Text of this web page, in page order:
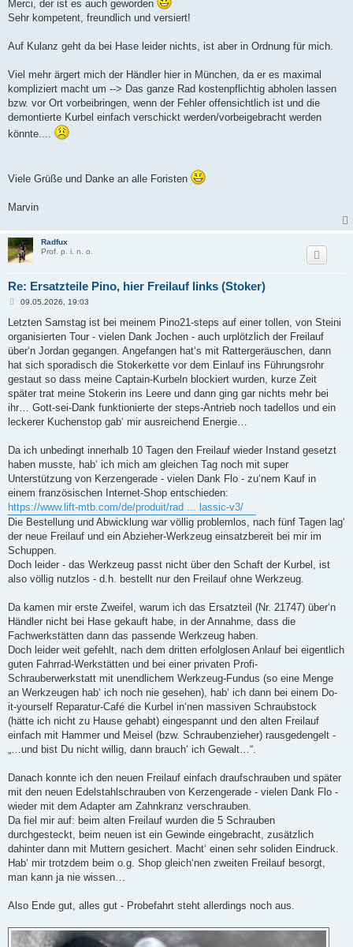
Merci, der ist es auch geworden
Sehr kompetent, freundlich und versiert!
Auf Kulanz geht da bei Hase leider nichts, ist aber in Ordnung für mich.
Viel mehr ärgert mich der Händler hier in München, da er es maximal
kompliziert macht um --> Das ganze Rad kostenpflichtig abholen lassen
bzw. vor Ort vorbeibringen, wenn der Fehler offensichtlich ist und die
demontierte Kurbel einfach verschickt werden/vorbeigebracht werden
könnte....
Viele Grüße und Danke an alle Foristen
Marvin
Radfux
Prof. p. i. n. o.
Re: Ersatzteile Pino, hier Freilauf links (Stoker)
B
i
r
a
09.05.2026, 19:03
Letzten Samstag ist bei meinem Pino21-steps auf einer tollen, von Steini
organisierten Tour - vielen Dank Jochen - auch urplötzlich der Freilauf
über‘n Jordan gegangen. Angefangen hat‘s mit Rattergeräuschen, dann
hat sich sporadisch die Stokerkette vor dem Einlauf ins Führungsrohr
gestaut so dass meine Captain-Kurbeln blockiert wurden, kurze Zeit
später trat meine Stokerin ins Leere und dann ging gar nichts mehr bei
ihr… Gott-sei-Dank funktionierte der steps-Antrieb noch tadellos und ein
leckerer Kuchenstop gab‘ mir ausreichend Energie…
Da ich unbedingt innerhalb 10 Tagen den Freilauf wieder Instand gesetzt
haben musste, hab‘ ich mich am gleichen Tag noch mit super
Unterstützung von Kerzengerade - vielen Dank Flo - zu‘nem Kauf in
einem französischen Internet-Shop entschieden:
https://www.lift-mtb.com/de/produit/rad ... lassic-v3/
Die Bestellung und Abwicklung war völlig problemlos, nach fünf Tagen lag‘
der neue Freilauf und ein Abzieher-Werkzeug einsatzbereit bei mir im
Schuppen.
Doch leider - das Werkzeug passt nicht über den Schaft der Kurbel, ist
also völlig nutzlos - d.h. bestellt nur den Freilauf ohne Werkzeug.
Da kamen mir erste Zweifel, warum ich das Ersatzteil (Nr. 21747) über‘n
Händler nicht bei Hase gekauft habe, in der Annahme, dass die
Fachwerkstätten dann das passende Werkzeug haben.
Doch leider weit gefehlt, nach dem dritten erfolglosen Anlauf bei eigentlich
guten Fahrrad-Werkstätten und bei einer privaten Profi-
Schrauberwerkstatt mit unendlichem Werkzeug-Fundus (so eine Menge
an Werkzeugen hab‘ ich noch nie gesehen), hab‘ ich dann bei einem Do-
it-yourself Reparatur-Café die Kurbel in‘nen massiven Schraubstock
(hätte ich nicht zu Hause gehabt) eingespannt und den alten Freilauf
einfach mit Hammer und Meisel (bzw. Schraubenzieher) rausgedengelt -
„…und bist Du nicht willig, dann brauch‘ ich Gewalt…“.
Danach konnte ich den neuen Freilauf einfach draufschrauben und später
mit den neuen Edelstahlschrauben von Kerzengerade - vielen Dank Flo -
wieder mit dem Adapter am Zahnkranz verschrauben.
Da fiel mir auf: beim alten Freilauf wurden die 5 Schrauben
durchgesteckt, beim neuen ist ein Gewinde eingebracht, zusätzlich
dahinter dann mit Muttern gesichert. Macht‘ einen sehr soliden Eindruck.
Hab‘ mir trotzdem beim o.g. Shop gleich‘nen zweiten Freilauf besorgt,
man kann ja nie wissen…
Also Ende gut, alles gut - Probefahrt steht allerdings noch aus.